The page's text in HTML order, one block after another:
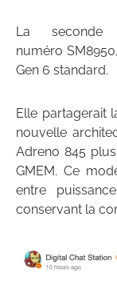
La
numéro
Gen 6 standard.
Elle partagerait
nouvelle
Adreno 845
GMEM. Ce
entre
conservant la